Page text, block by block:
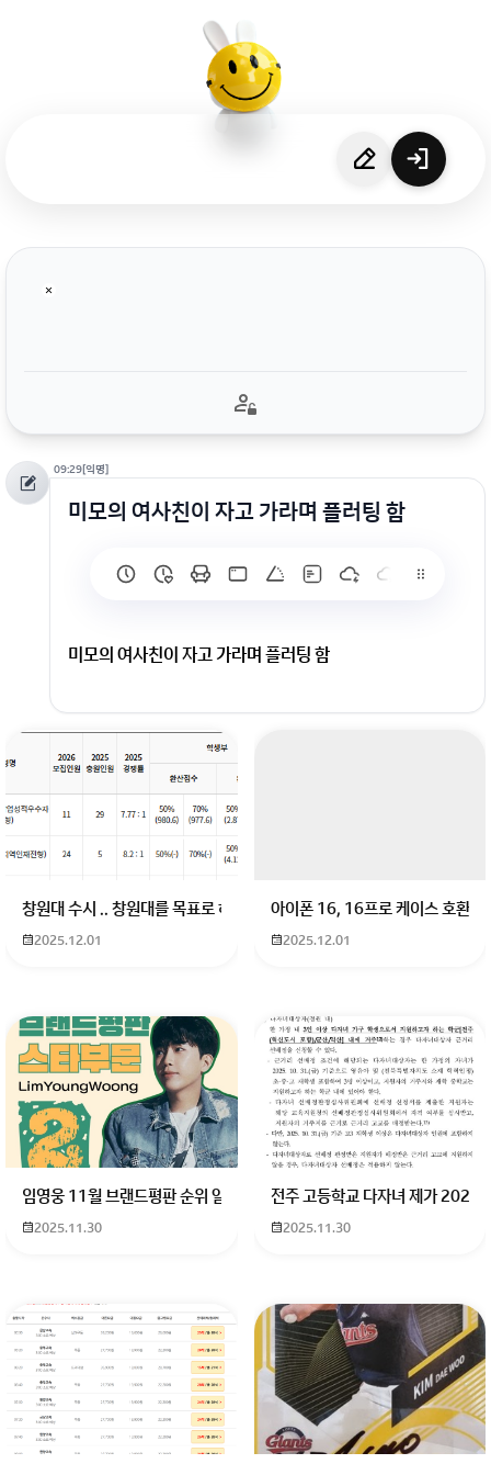
09:29[익명]
미모의 여사친이 자고 가라며 플러팅 함
미모의 여사친이 자고 가라며 플러팅 함
회원가입 혹은 광고 [X]를 누르면 내용이 보입니다
창원대 수시 .. 창원대를 목표로 하고 있는 09년생입니다 지금 제 내신이 5
2025.12.01
아이폰 16, 16프로 케이스 호환
2025.12.01
임영웅 11월 브랜드평판 순위 알고싶어요 임영웅 11월 브랜드평판에서
2025.11.30
전주 고등학교 다자녀 제가 2027
2025.11.30